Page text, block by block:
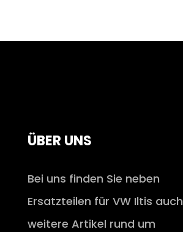
ÜBER UNS
Bei uns finden Sie neben
Ersatzteilen für VW Iltis auch
weitere Artikel rund um